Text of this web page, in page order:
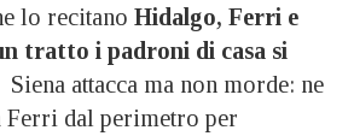
lo recitano Hidalgo, Ferri e
tratto i padroni di casa si
Siena attacca ma non morde: ne
Ferri dal perimetro per